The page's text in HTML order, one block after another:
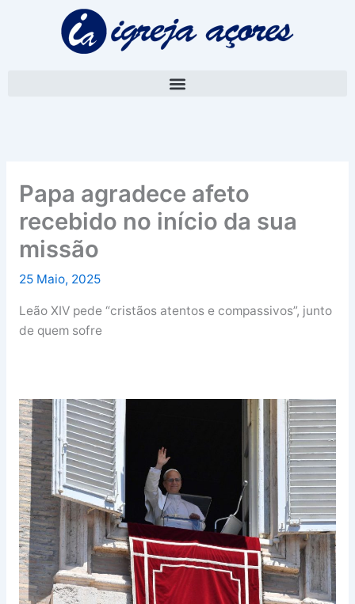
Papa agradece afeto
recebido no início da sua
missão
25 Maio, 2025
Leão XIV pede “cristãos atentos e compassivos”, junto
de quem sofre